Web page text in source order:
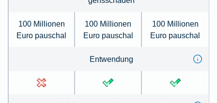
100 Millionen
Euro pauschal
100 Millionen
Euro pauschal
100 Millionen
Euro pauschal
Ent­wen­dung